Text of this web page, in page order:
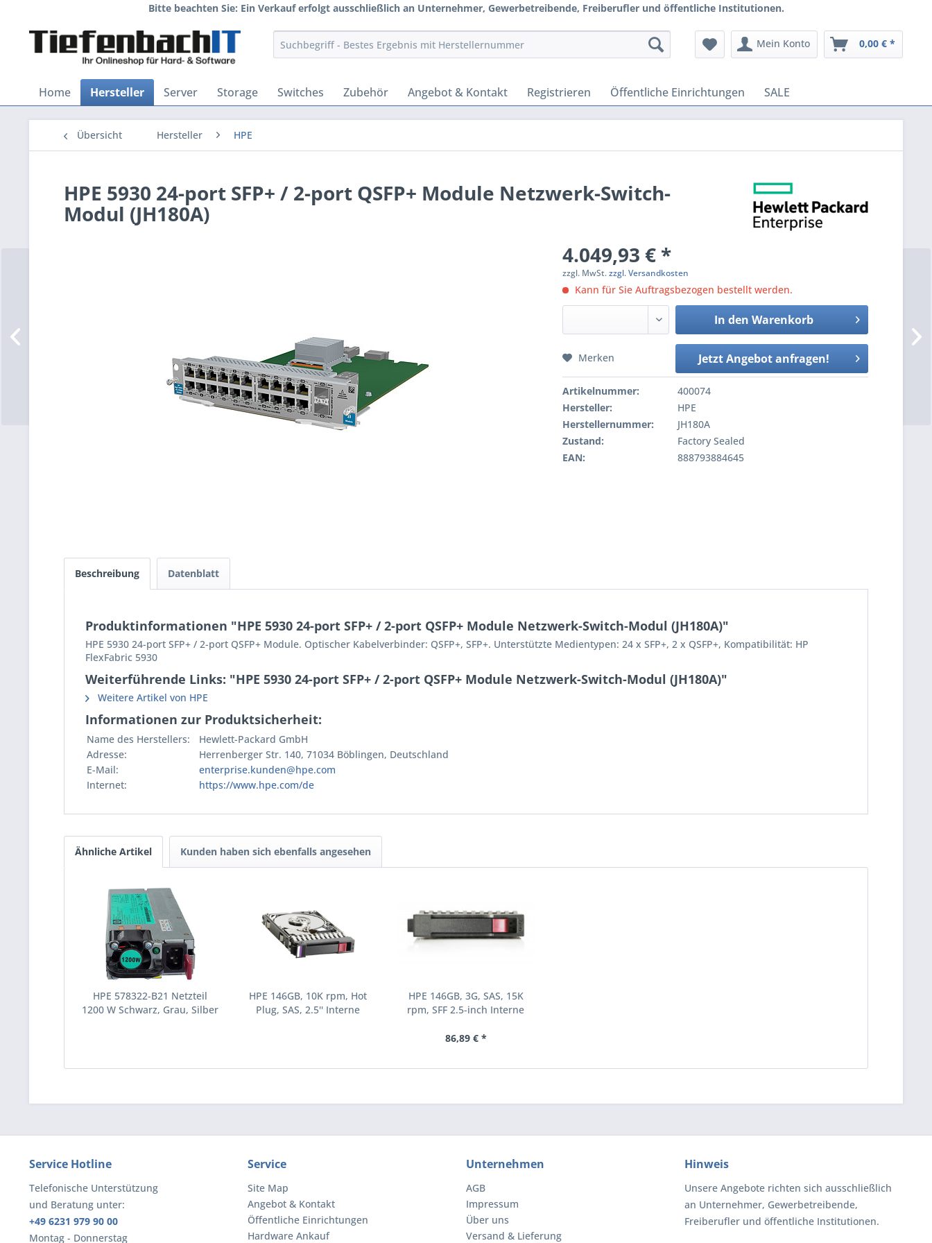
Bitte beachten Sie: Ein Verkauf erfolgt ausschließlich an Unternehmer, Gewerbetreibende, Freiberufler und öffentliche Institutionen.
Mein Konto 0,00 € *
Home Hersteller Server Storage Switches Zubehör Angebot & Kontakt Registrieren Öffentliche Einrichtungen SALE
Übersicht Hersteller HPE
HPE 5930 24-port SFP+ / 2-port QSFP+ Module Netzwerk-Switch-
Modul (JH180A)
4.049,93 € *
zzgl. MwSt.zzgl. Versandkosten
Kann für Sie Auftragsbezogen bestellt werden.
In den Warenkorb
Jetzt Angebot anfragen!
Merken
Artikelnummer:
400074
Hersteller:
HPE
Herstellernummer:
JH180A
Zustand:
Factory Sealed
EAN:
888793884645
Beschreibung Datenblatt
Produktinformationen "HPE 5930 24-port SFP+ / 2-port QSFP+ Module Netzwerk-Switch-Modul (JH180A)"
HPE 5930 24-port SFP+ / 2-port QSFP+ Module. Optischer Kabelverbinder: QSFP+, SFP+. Unterstützte Medientypen: 24 x SFP+, 2 x QSFP+, Kompatibilität: HP
FlexFabric 5930
Weiterführende Links: "HPE 5930 24-port SFP+ / 2-port QSFP+ Module Netzwerk-Switch-Modul (JH180A)"
Weitere Artikel von HPE
Informationen zur Produktsicherheit:
Name des Herstellers:
Hewlett-Packard GmbH
Adresse:
Herrenberger Str. 140, 71034 Böblingen, Deutschland
E-Mail:
enterprise.kunden@hpe.com
Internet:
https://www.hpe.com/de
Ähnliche Artikel Kunden haben sich ebenfalls angesehen
HPE 578322-B21 Netzteil
1200 W Schwarz, Grau, Silber
HPE 146GB, 10K rpm, Hot
Plug, SAS, 2.5'' Interne
HPE 146GB, 3G, SAS, 15K
rpm, SFF 2.5-inch Interne
(504062-B21)
86,89 € *
Service Hotline
Telefonische Unterstützung
und Beratung unter:
+49 6231 979 90 00
Montag - Donnerstag
Service
Site Map
Angebot & Kontakt
Öffentliche Einrichtungen
Hardware Ankauf
Unternehmen
AGB
Impressum
Über uns
Versand & Lieferung
Hinweis
Unsere Angebote richten sich ausschließlich
an Unternehmer, Gewerbetreibende,
Freiberufler und öffentliche Institutionen.